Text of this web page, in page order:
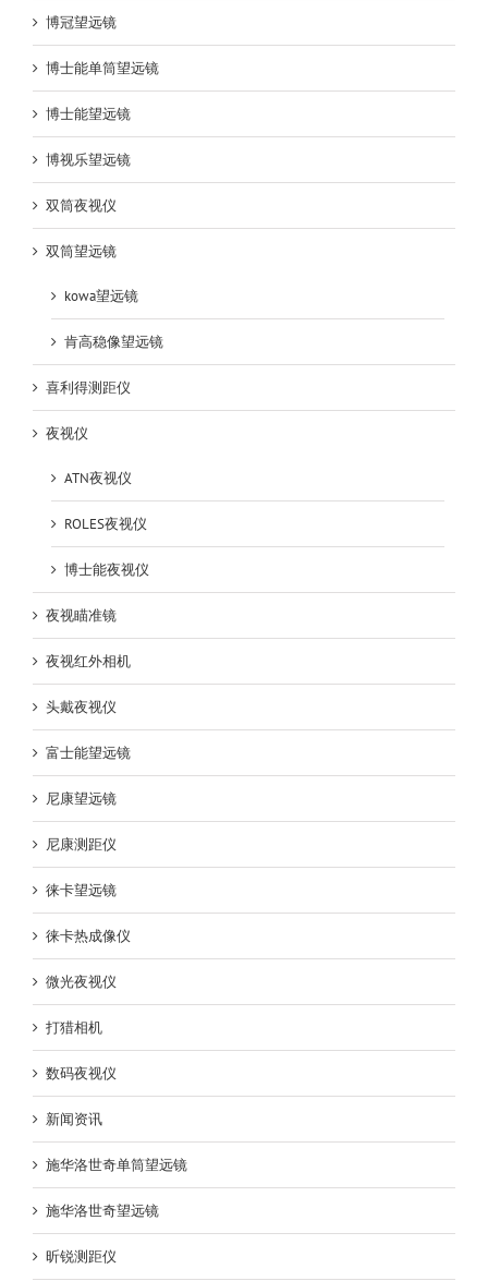
博冠望远镜
博士能单筒望远镜
博士能望远镜
博视乐望远镜
双筒夜视仪
双筒望远镜
kowa望远镜
肯高稳像望远镜
喜利得测距仪
夜视仪
ATN夜视仪
ROLES夜视仪
博士能夜视仪
夜视瞄准镜
夜视红外相机
头戴夜视仪
富士能望远镜
尼康望远镜
尼康测距仪
徕卡望远镜
徕卡热成像仪
微光夜视仪
打猎相机
数码夜视仪
新闻资讯
施华洛世奇单筒望远镜
施华洛世奇望远镜
昕锐测距仪